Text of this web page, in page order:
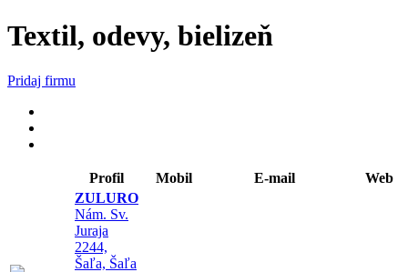
Textil, odevy, bielizeň
Pridaj firmu
Profil Mobil E-mail
Web
ZULURO
Nám. Sv.
Juraja
2244,
Šaľa, Šaľa